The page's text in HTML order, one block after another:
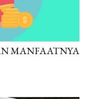
MANFAATNYA